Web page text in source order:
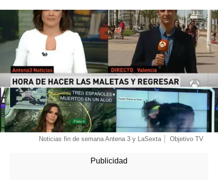
-
Noticias fin de semana Antena 3 y LaSexta Objetivo TV